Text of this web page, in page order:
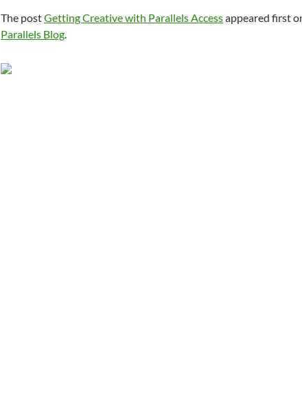
The postGetting Creative with Parallels Accessappeared first
Parallels Blog.